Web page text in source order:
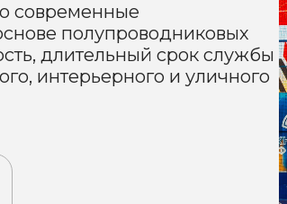
современные
полупроводниковых
длительный срок службы
интерьерного и уличного